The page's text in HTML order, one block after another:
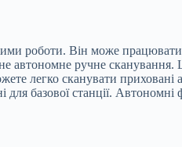
роботи. Він може
автономне ручне сканування.
легко сканувати приховані
для базової станції. Автономні